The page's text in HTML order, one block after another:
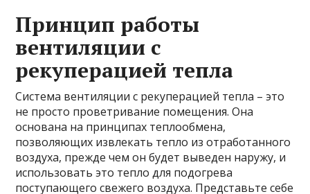
Принцип работы
вентиляции с
рекуперацией тепла
Система вентиляции с рекуперацией тепла – это
не просто проветривание помещения. Она
основана на принципах теплообмена,
позволяющих извлекать тепло из отработанного
воздуха, прежде чем он будет выведен наружу, и
использовать это тепло для подогрева
поступающего свежего воздуха. Представьте себе